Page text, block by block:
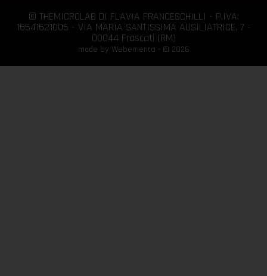
© THEMICROLAB DI FLAVIA FRANCESCHILLI - P.IVA:
16541621005 - VIA MARIA SANTISSIMA AUSILIATRICE, 7 -
00044 Frascati (RM)
made by Webemento - © 2026